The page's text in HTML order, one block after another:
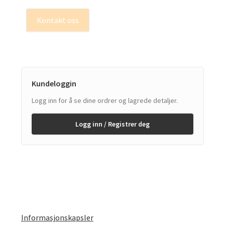
Kontakt oss
Kundeloggin
Logg inn for å se dine ordrer og lagrede detaljer.
Logg inn / Registrer deg
Informasjonskapsler